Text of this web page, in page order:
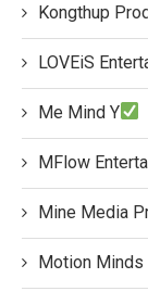
Kongthup
LOVEiS
Me Mind Y
MFlow
Mine Media
Motion Minds